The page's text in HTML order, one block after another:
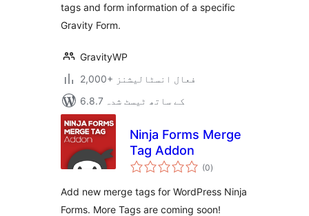
tags and form information of a specific
Gravity Form.
GravityWP
2,000+ فعال انسٹالیشنز
6.8.7 کے ساتھ ٹیسٹ شدہ
Ninja Forms Merge
Tag Addon
(0مجموعی
درجہ
)
Add new merge tags for WordPress Ninja
Forms. More Tags are coming soon!